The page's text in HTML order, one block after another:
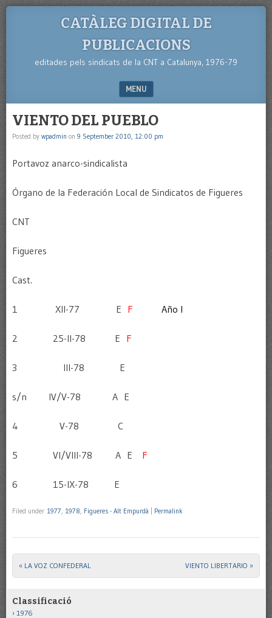
CATÀLEG DIGITAL DE
PUBLICACIONS
editades pels sindicats de la CNT a Catalunya, 1976-79
MENU
VIENTO DEL PUEBLO
Posted by wpadmin on 9 September 2010, 12:00 pm
Portavoz anarco-sindicalista
Órgano de la Federación Local de Sindicatos de Figueres
CNT
Figueres
Cast.
1 XII-77 E F Año I
2 25-II-78 E F
3 III-78 E
s/n IV/V-78 A E
4 V-78 C
5 VI/VIII-78 A E F
6 15-IX-78 E
Filed under 1977, 1978, Figueres - Alt Empurdà Permalink
Post navigation
« LA VOZ CONFEDERAL VIENTO LIBERTARIO »
Classificació
1976